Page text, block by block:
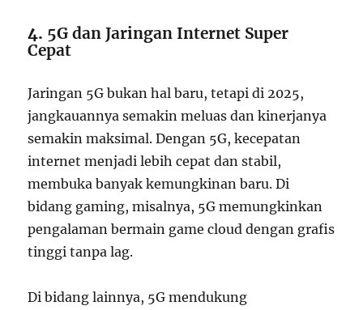
4. 5G dan Jaringan Internet Super
Cepat
Jaringan 5G bukan hal baru, tetapi di 2025,
jangkauannya semakin meluas dan kinerjanya
semakin maksimal. Dengan 5G, kecepatan
internet menjadi lebih cepat dan stabil,
membuka banyak kemungkinan baru. Di
bidang gaming, misalnya, 5G memungkinkan
pengalaman bermain game cloud dengan grafis
tinggi tanpa lag.
Di bidang lainnya, 5G mendukung